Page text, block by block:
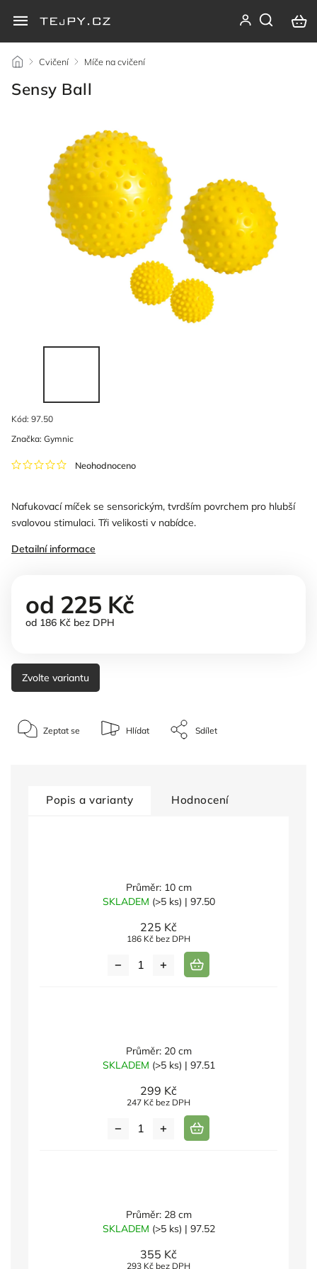
/ Cvičení / Míče na cvičení
Sensy Ball
Kód: 97.50
Neohodnoceno
Nafukovací míček se sensorickým, tvrdším povrchem pro hlubší
svalovou stimulaci. Tři velikosti v nabídce.
Detailní informace
Značka: Gymnic
od 225 Kč
od 186 Kč bez DPH
Zvolte variantu
Zeptat se Hlídat Sdílet
Popis a varianty Hodnocení
Průměr: 10 cm
SKLADEM (>5 ks) | 97.50
225 Kč
186 Kč bez DPH
Průměr: 20 cm
SKLADEM (>5 ks) | 97.51
299 Kč
247 Kč bez DPH
Průměr: 28 cm
SKLADEM (>5 ks) | 97.52
355 Kč
293 Kč bez DPH